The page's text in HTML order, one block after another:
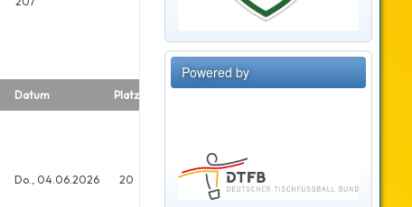
Datum Platz
Do., 04.06.2026 20 20
Powered by